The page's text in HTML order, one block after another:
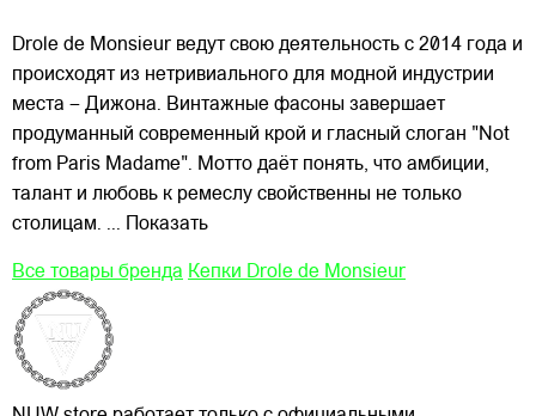
Drole de Monsieur ведут свою деятельность с 2014 года и
происходят из нетривиального для модной индустрии
места – Дижона. Винтажные фасоны завершает
продуманный современный крой и гласный слоган "Not
from Paris Madame". Мотто даёт понять, что амбиции,
талант и любовь к ремеслу свойственны не только
столицам. ... Показать
Все товары бренда Кепки Drole de Monsieur